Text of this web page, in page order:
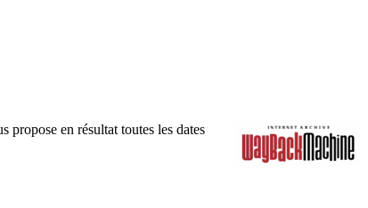
propose en résultat toutes les dates